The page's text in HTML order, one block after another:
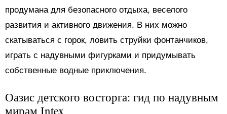
продумана для безопасного отдыха, веселого
развития и активного движения. В них можно
скатываться с горок, ловить струйки фонтанчиков,
играть с надувными фигурками и придумывать
собственные водные приключения.
Оазис детского восторга: гид по надувным
мирам Intex